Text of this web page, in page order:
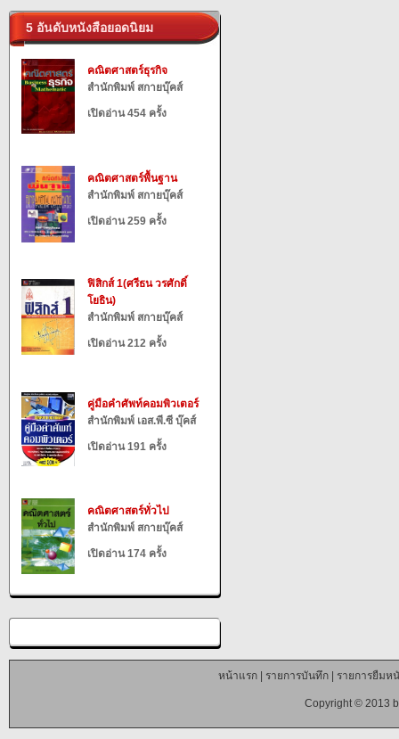
5 อันดับหนังสือยอดนิยม
คณิตศาสตร์ธุรกิจ
สำนักพิมพ์ สกายบุ๊คส์
เปิดอ่าน 454 ครั้ง
คณิตศาสตร์พื้นฐาน
สำนักพิมพ์ สกายบุ๊คส์
เปิดอ่าน 259 ครั้ง
ฟิสิกส์ 1(ศรีธน วรศักดิ์
โยธิน)
สำนักพิมพ์ สกายบุ๊คส์
เปิดอ่าน 212 ครั้ง
คู่มือคำศัพท์คอมพิวเตอร์
สำนักพิมพ์ เอส.พี.ซี บุ๊คส์
เปิดอ่าน 191 ครั้ง
คณิตศาสตร์ทั่วไป
สำนักพิมพ์ สกายบุ๊คส์
เปิดอ่าน 174 ครั้ง
หน้าแรก| รายการบันทึก| รายการยืมห
Copyright © 2013